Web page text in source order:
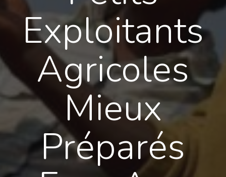
Exploitants
Agricoles
Mieux
Préparés